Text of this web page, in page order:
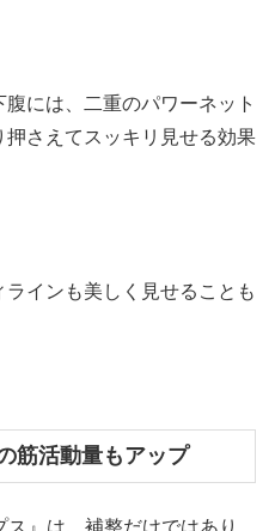
には、二重のパワーネット
さえてスッキリ見せる効果
インも美しく見せることも
筋活動量もアップ
ス』は、補整だけではあり